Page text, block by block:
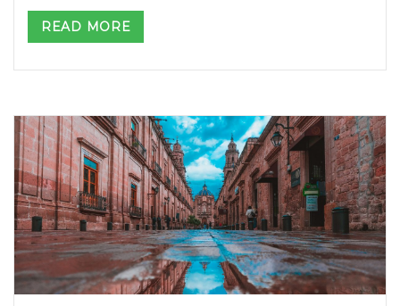
READ MORE